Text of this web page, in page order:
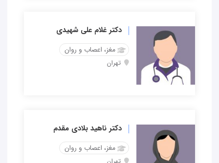
دکتر غلام علی شهیدی
مغز، اعصاب و روان
تهران
دکتر ناهید بلادی مقدم
مغز، اعصاب و روان